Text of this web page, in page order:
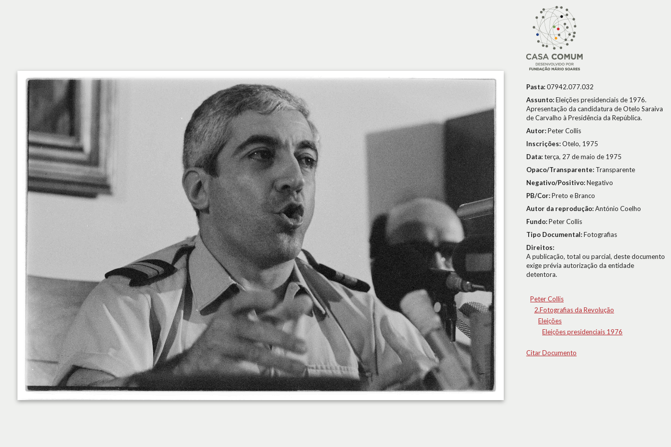
Pasta:07942.077.032
Assunto:Eleições presidenciais de 1976.
Apresentação da candidatura de Otelo Saraiva
de Carvalho à Presidência da República.
Autor:Peter Collis
Inscrições:Otelo, 1975
Data:terça, 27 de maio de 1975
Opaco/Transparente: Transparente
Negativo/Positivo:Negativo
PB/Cor:Preto e Branco
Autor da reprodução:António Coelho
Fundo:Peter Collis
Tipo Documental:Fotografias
Direitos:
A publicação, total ou parcial, deste documento
exige prévia autorização da entidade
detentora.
Peter Collis
2.Fotografias da Revolução
Eleições
Eleições presidenciais 1976
Citar Documento